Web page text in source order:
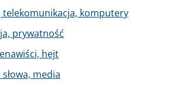
telekomunikacja, komputery
prywatność
hejt
media